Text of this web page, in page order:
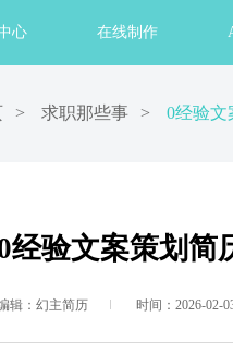
心 在线制作
> 求职那些事 > 0经验文
经验文案策划简
辑：幻主简历 时间：2026-02-